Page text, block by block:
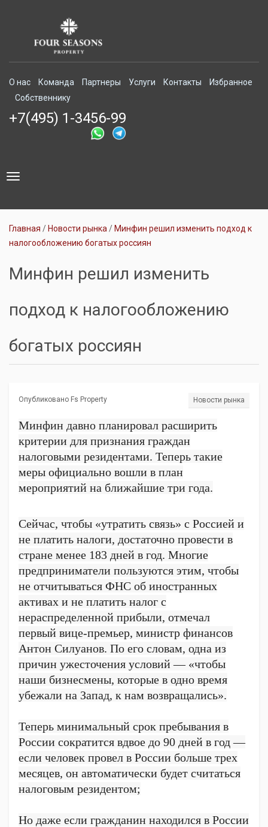
О нас Команда Партнеры Услуги Контакты
Избранное
Собственнику
+7(495) 1-3456-99
Toggle
Главная Новости рынка
Минфин решил изменить подход к
налогообложению богатых россиян
Минфин решил изменить
подход к налогообложению
богатых россиян
Опубликовано Fs Property Новости рынка
Минфин давно планировал расширить
критерии для признания граждан
налоговыми резидентами. Теперь такие
меры официально вошли в план
мероприятий на ближайшие три года.
Сейчас, чтобы «утратить связь» с Россией и
не платить налоги, достаточно провести в
стране менее 183 дней в год. Многие
предприниматели пользуются этим, чтобы
не отчитываться ФНС об иностранных
активах и не платить налог с
нераспределенной прибыли, отмечал
первый вице-премьер, министр финансов
Антон Силуанов. По его словам, одна из
причин ужесточения условий — «чтобы
наши бизнесмены, которые в одно время
убежали на Запад, к нам возвращались».
Теперь минимальный срок пребывания в
России сократится вдвое до 90 дней в год —
если человек провел в России больше трех
месяцев, он автоматически будет считаться
налоговым резидентом;
Но даже если гражданин находился в России